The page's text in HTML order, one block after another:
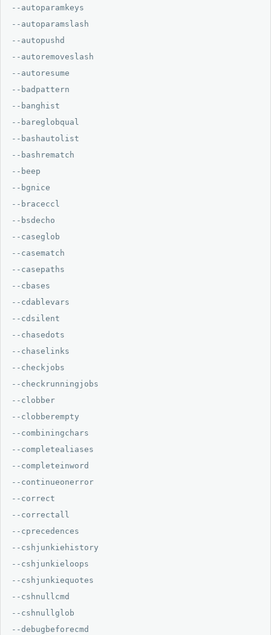
--autoparamkeys
--autoparamslash
--autopushd
--autoremoveslash
--autoresume
--badpattern
--banghist
--bareglobqual
--bashautolist
--bashrematch
--beep
--bgnice
--braceccl
--bsdecho
--caseglob
--casematch
--casepaths
--cbases
--cdablevars
--cdsilent
--chasedots
--chaselinks
--checkjobs
--checkrunningjobs
--clobber
--clobberempty
--combiningchars
--completealiases
--completeinword
--continueonerror
--correct
--correctall
--cprecedences
--cshjunkiehistory
--cshjunkieloops
--cshjunkiequotes
--cshnullcmd
--cshnullglob
--debugbeforecmd